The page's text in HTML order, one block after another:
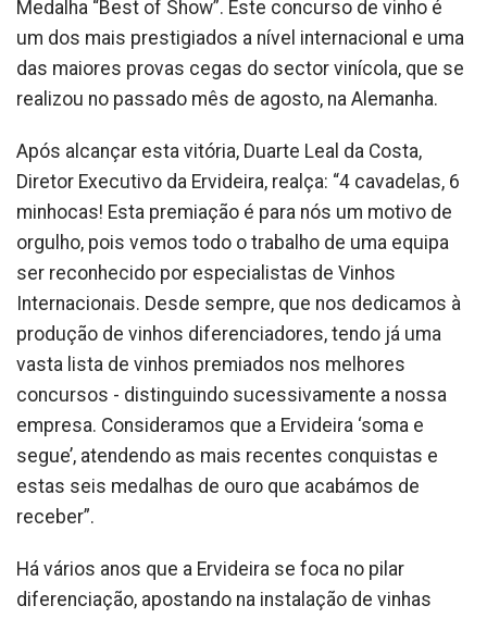
Medalha “Best of Show”. Este concurso de vinho é
um dos mais prestigiados a nível internacional e uma
das maiores provas cegas do sector vinícola, que se
realizou no passado mês de agosto, na Alemanha.
Após alcançar esta vitória, Duarte Leal da Costa,
Diretor Executivo da Ervideira, realça: “4 cavadelas, 6
minhocas! Esta premiação é para nós um motivo de
orgulho, pois vemos todo o trabalho de uma equipa
ser reconhecido por especialistas de Vinhos
Internacionais. Desde sempre, que nos dedicamos à
produção de vinhos diferenciadores, tendo já uma
vasta lista de vinhos premiados nos melhores
concursos - distinguindo sucessivamente a nossa
empresa. Consideramos que a Ervideira ‘soma e
segue’, atendendo as mais recentes conquistas e
estas seis medalhas de ouro que acabámos de
receber”.
Há vários anos que a Ervideira se foca no pilar
diferenciação, apostando na instalação de vinhas